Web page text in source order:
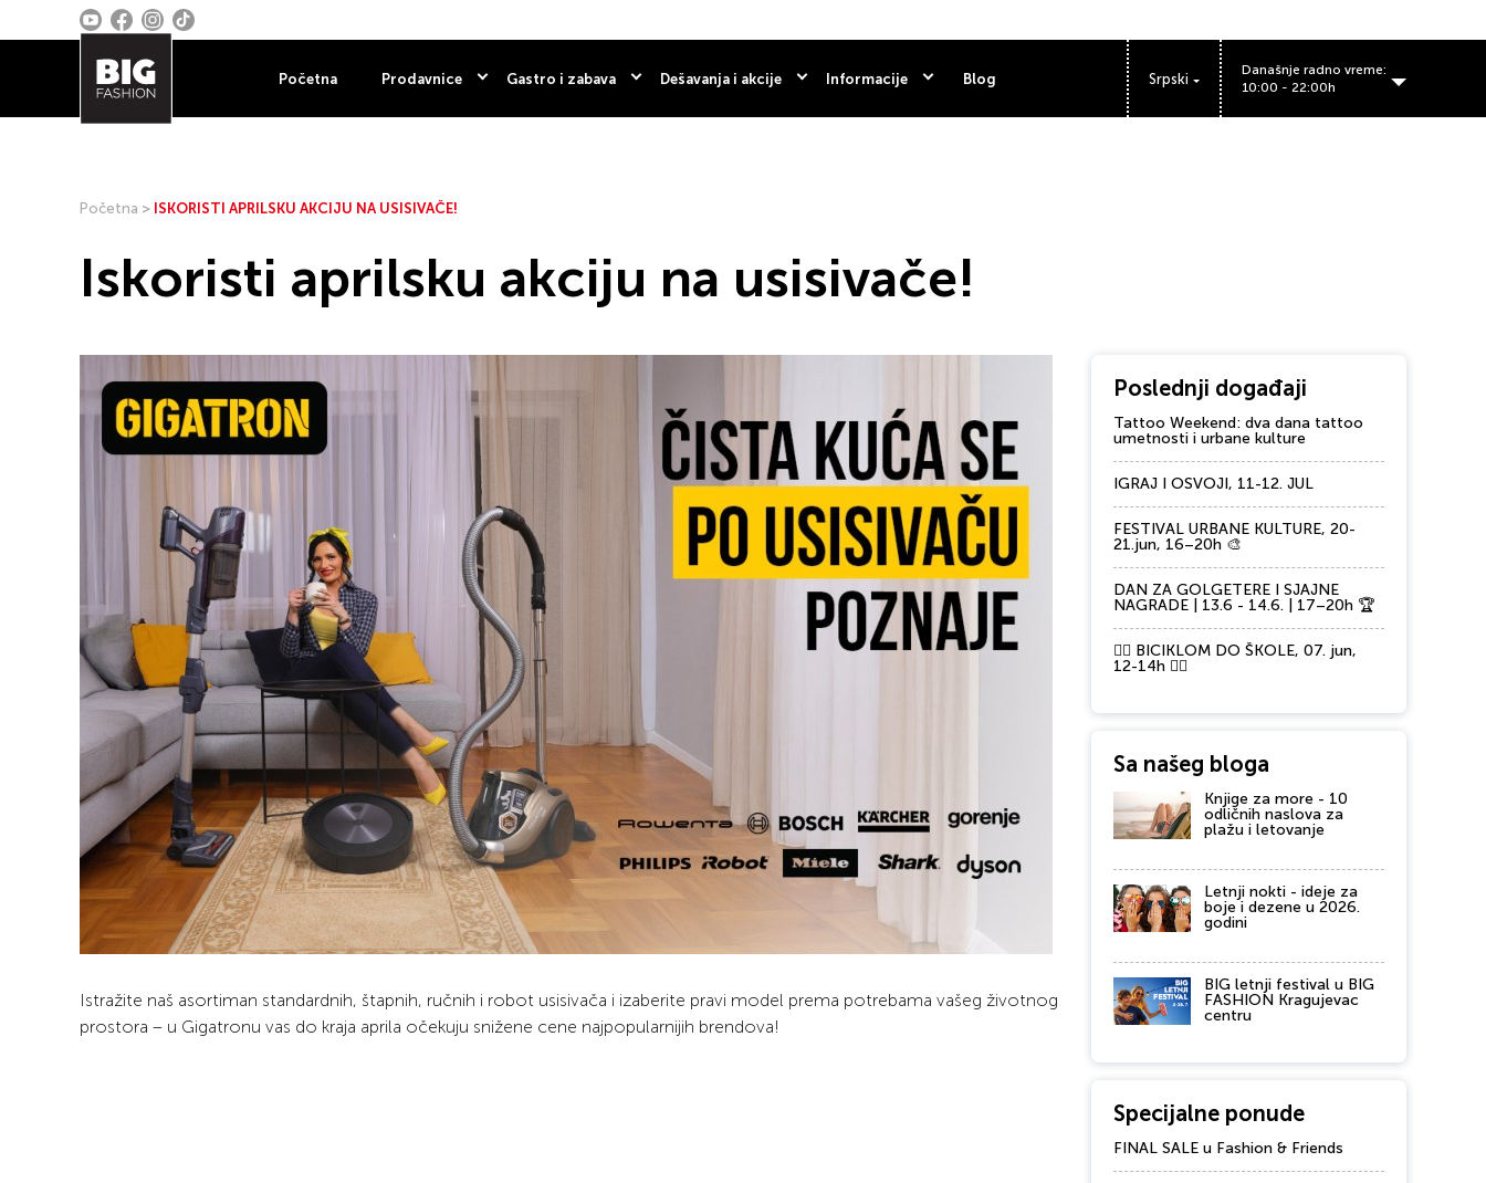
Početna Prodavnice Gastro i zabava Dešavanja i akcije Informacije Blog Srpski
Današnje radno vreme:
10:00 - 22:00h
Početna > ISKORISTI APRILSKU AKCIJU NA USISIVAČE!
Iskoristi aprilsku akciju na usisivače!
Istražite naš asortiman standardnih, štapnih, ručnih i robot usisivača i izaberite pravi model prema potrebama vašeg životnog
prostora – u Gigatronu vas do kraja aprila očekuju snižene cene najpopularnijih brendova!
Poslednji događaji
Tattoo Weekend: dva dana tattoo
umetnosti i urbane kulture
IGRAJ I OSVOJI, 11-12. JUL
FESTIVAL URBANE KULTURE, 20-
21.jun, 16–20h 🎨
DAN ZA GOLGETERE I SJAJNE
NAGRADE | 13.6 - 14.6. | 17–20h 🏆
🚴‍♂️ BICIKLOM DO ŠKOLE, 07. jun,
12-14h 🚴‍♀️
Sa našeg bloga
Knjige za more - 10
odličnih naslova za
plažu i letovanje
Letnji nokti - ideje za
boje i dezene u 2026.
godini
BIG letnji festival u BIG
FASHION Kragujevac
centru
Specijalne ponude
FINAL SALE u Fashion & Friends